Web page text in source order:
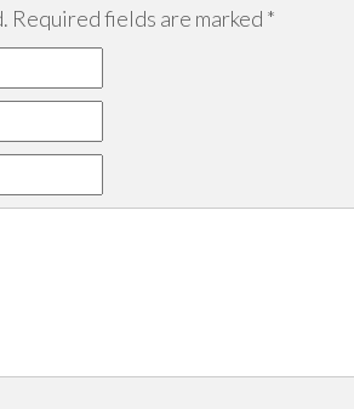
Required fields are marked *